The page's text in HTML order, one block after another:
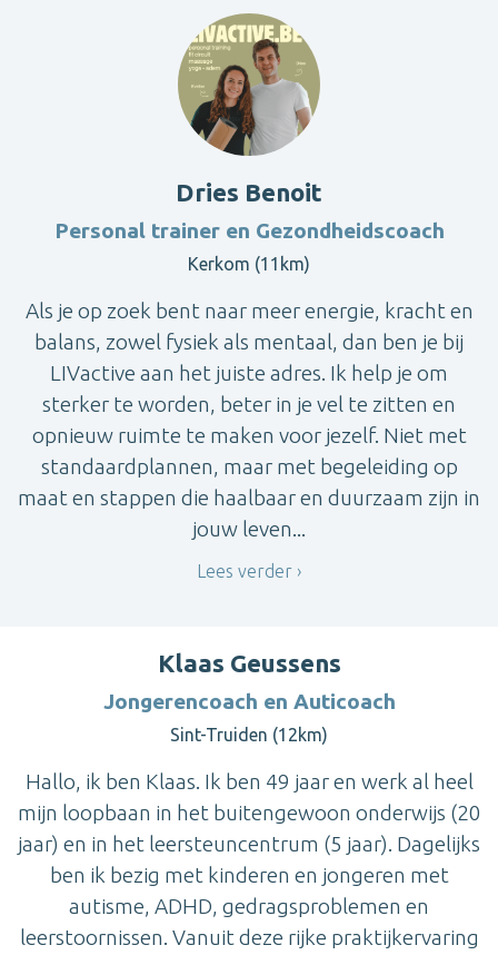
Dries Benoit
Personal trainer en Gezondheidscoach
Kerkom (11km)
Als je op zoek bent naar meer energie, kracht en
balans, zowel fysiek als mentaal, dan ben je bij
LIVactive aan het juiste adres. Ik help je om
sterker te worden, beter in je vel te zitten en
opnieuw ruimte te maken voor jezelf. Niet met
standaardplannen, maar met begeleiding op
maat en stappen die haalbaar en duurzaam zijn in
jouw leven...
Lees verder
Klaas Geussens
Jongerencoach en Auticoach
Sint-Truiden (12km)
Hallo, ik ben Klaas. Ik ben 49 jaar en werk al heel
mijn loopbaan in het buitengewoon onderwijs (20
jaar) en in het leersteuncentrum (5 jaar). Dagelijks
ben ik bezig met kinderen en jongeren met
autisme, ADHD, gedragsproblemen en
leerstoornissen. Vanuit deze rijke praktijkervaring